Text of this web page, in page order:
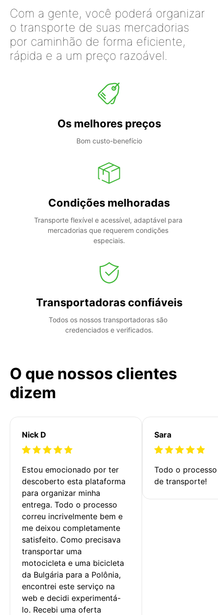
Com a gente, você poderá organizar
o transporte de suas mercadorias
por caminhão de forma eficiente,
rápida e a um preço razoável.
Os melhores preços
Bom custo-benefício
Condições melhoradas
Transporte flexível e acessível, adaptável para
mercadorias que requerem condições
especiais.
Transportadoras confiáveis
Todos os nossos transportadoras são
credenciados e verificados.
O que nossos clientes
dizem
Nick D
Estou emocionado por ter
descoberto esta plataforma
para organizar minha
entrega. Todo o processo
correu incrivelmente bem e
me deixou completamente
satisfeito. Como precisava
transportar uma
motocicleta e uma bicicleta
da Bulgária para a Polônia,
encontrei este serviço na
web e decidi experimentá-
lo. Recebi uma oferta
Sara
Todo o
de transporte!